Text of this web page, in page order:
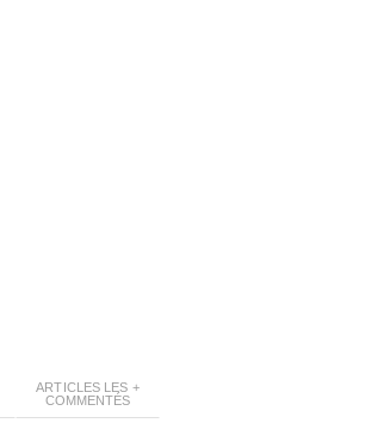
ARTICLES LES +
COMMENTÉS